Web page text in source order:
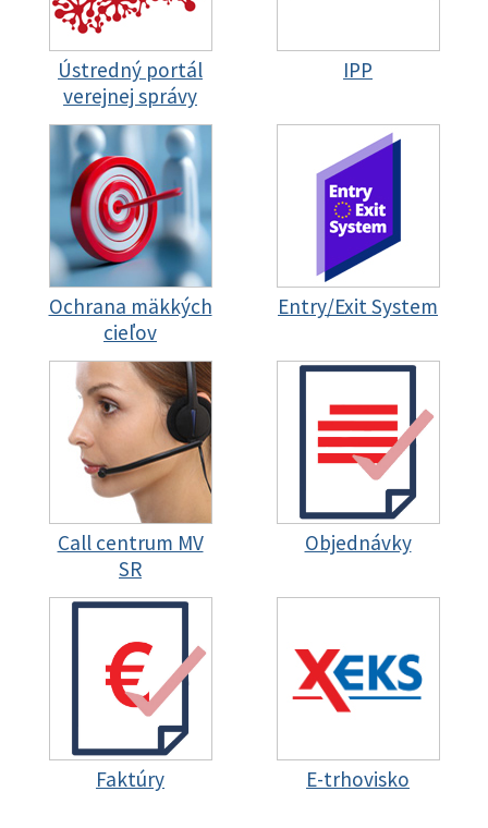
Ústredný portál
verejnej správy
IPP
Ochrana mäkkých
cieľov
Entry/Exit System
Call centrum MV
SR
Objednávky
Faktúry E-trhovisko